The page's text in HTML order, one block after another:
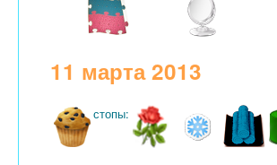
11 марта 2013
стопы: